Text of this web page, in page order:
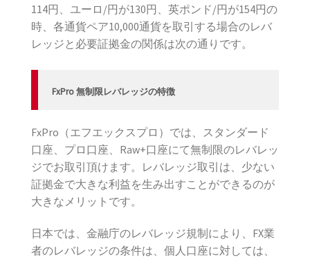
114円、ユーロ/円が130円、英ポンド/円が154円の
時、各通貨ペア10,000通貨を取引する場合のレバ
レッジと必要証拠金の関係は次の通りです。
FxPro 無制限レバレッジの特徴
FxPro（エフエックスプロ）では、スタンダード
口座、プロ口座、Raw+口座にて無制限のレバレッ
ジでお取引頂けます。レバレッジ取引は、少ない
証拠金で大きな利益を生み出すことができるのが
大きなメリットです。
日本では、金融庁のレバレッジ規制により、FX業
者のレバレッジの条件は、個人口座に対しては、